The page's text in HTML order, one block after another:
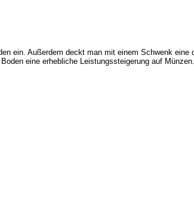
ein. Außerdem deckt man mit einem Schwenk
eine erhebliche Leistungssteigerung auf Münzen.